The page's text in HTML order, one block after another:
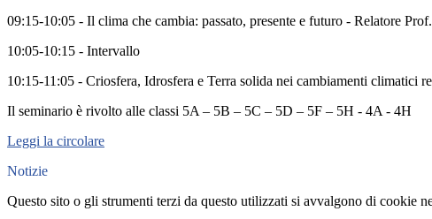
09:15-10:05 - Il clima che cambia: passato, presente e futuro - Relatore
10:05-10:15 - Intervallo
10:15-11:05 - Criosfera, Idrosfera e Terra solida nei cambiamenti climatici
Il seminario è rivolto alle classi 5A – 5B – 5C – 5D – 5F – 5H - 4A - 4H
Leggi la circolare
Notizie
Questo sito o gli strumenti terzi da questo utilizzati si avvalgono di cookie